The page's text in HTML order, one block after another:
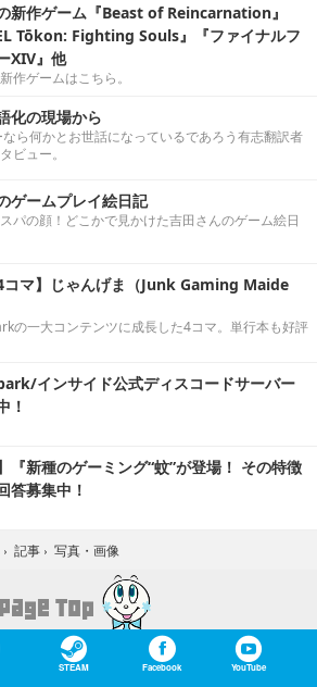
新作ゲーム『Beast of Reincarnation』
Tōkon: Fighting Souls』『ファイナルフ
XIV』他
作ゲームはこちら。
化の現場から
なら何かとお世話になっているであろう有志翻訳者
ビュー。
ゲームプレイ絵日記
パの顔！どこかで見かけた吉田さんのゲーム絵日
4コマ】じゃんげま（Junk Gaming Maide
の一大コンテンツに成長した4コマ。単行本も好評
インサイド公式ディスコードサーバー
！
『新種のゲーミング“蚊”が登場！ その特徴
答募集中！
› 記事 › 写真・画像
STEAM Facebook YouTube